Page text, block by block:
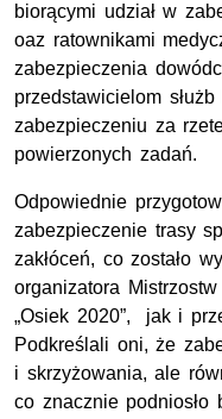
biorącymi udział w
oaz ratownikami
zabezpieczenia
przedstawicielom
zabezpieczeniu za
powierzonych zadań.
Odpowiednie
zabezpieczenie trasy
zakłóceń, co zostało
organizatora
„Osiek 2020”, jak i
Podkreślali oni, że
i skrzyżowania, ale
co znacznie podniosło